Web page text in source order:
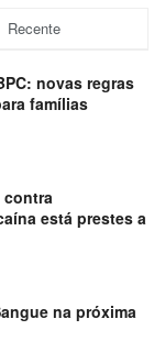
Recente
novas regras
famílias
contra
está prestes a
na próxima